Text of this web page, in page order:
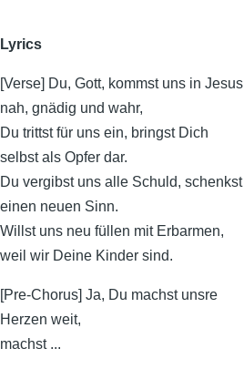
Lyrics
[Verse] Du, Gott, kommst uns in Jesus
nah, gnädig und wahr,
Du trittst für uns ein, bringst Dich
selbst als Opfer dar.
Du vergibst uns alle Schuld, schenkst
einen neuen Sinn.
Willst uns neu füllen mit Erbarmen,
weil wir Deine Kinder sind.
[Pre-Chorus] Ja, Du machst unsre
Herzen weit,
machst ...